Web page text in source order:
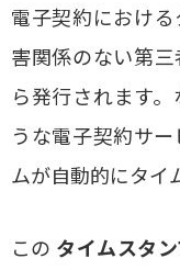
電子契約におけ
害関係のない第
ら発行されます
うな電子契約サ
ムが自動的にタイ
この タイムスタ